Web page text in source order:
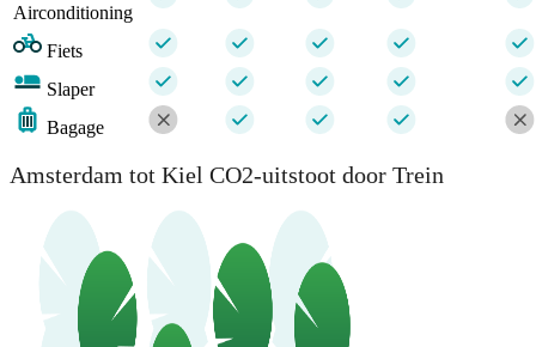
Airconditioning
Fiets
Slaper
Bagage
Amsterdam tot Kiel CO2-uitstoot door Trein